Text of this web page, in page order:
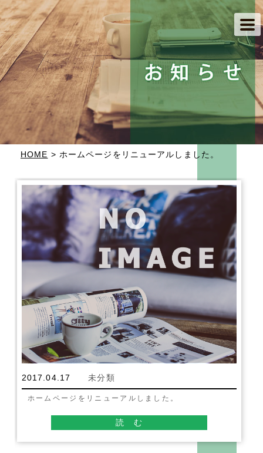
HOME > ホームページをリニューアルしました。
2017.04.17未分類
ホームページをリニューアルしました。
読 む